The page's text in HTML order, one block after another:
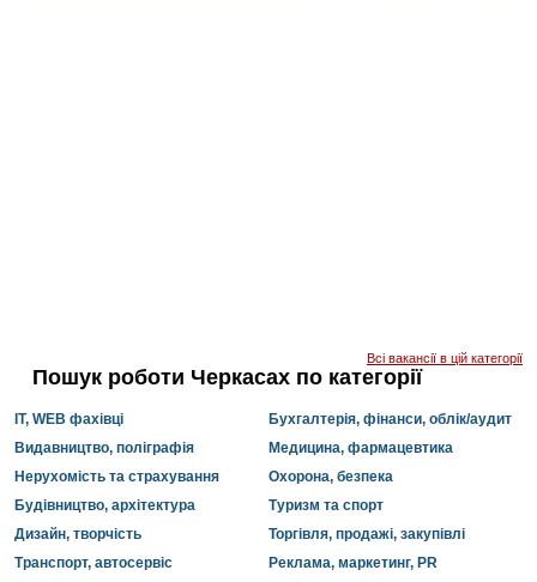
Всі вакансії в цій категорії
Пошук роботи Черкасах по категорії
IT, WEB фахівці
Бухгалтерія, фінанси, облік/аудит
Видавництво, поліграфія
Медицина, фармацевтика
Нерухомість та страхування
Охорона, безпека
Будівництво, архітектура
Туризм та спорт
Дизайн, творчість
Торгівля, продажі, закупівлі
Транспорт, автосервіс
Реклама, маркетинг, PR